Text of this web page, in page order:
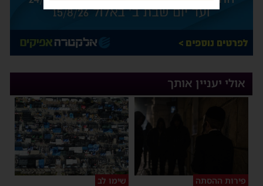
אולי יעניין אותך
פירות ההסתה שימו לב